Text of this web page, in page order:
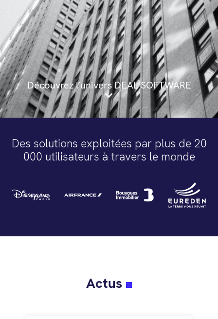
Découvrez l’univers DEAL SOFTWARE
Des solutions exploitées par plus de 20
000 utilisateurs à travers le monde
Actus